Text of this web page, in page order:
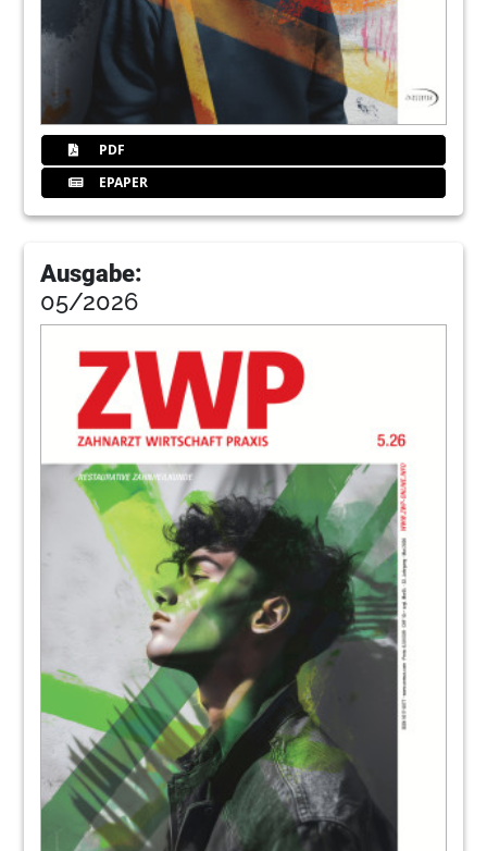
86 Produkte
96 Champions
100Ursapharm
104Kerr
Ident
Vogel
Dfokus
120 Biodentis
122Scican
PDF
EPAPER
Ausgabe:
05/2026